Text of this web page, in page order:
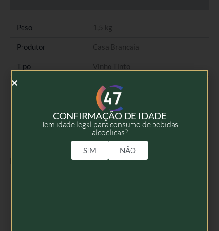
Peso 1,5 kg
Produtor Casa Brancaia
Tipo Vinho Tinto
Colheita 2021
75cl
Produtos Relacionados
CONFIRMAÇÃO DE IDADE
Tem idade legal para consumo de bebidas
alcoólicas?
SIM NÃO